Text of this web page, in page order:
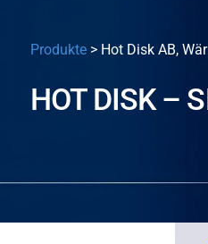
Produkte >Hot Disk AB,
HOT DISK –